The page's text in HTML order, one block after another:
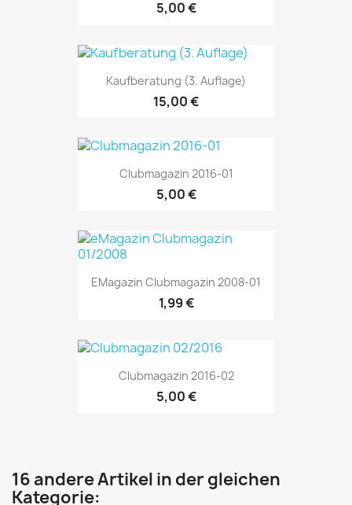
5,00 €
Kaufberatung (3. Auflage)
15,00 €
Clubmagazin 2016-01
5,00 €
EMagazin Clubmagazin 2008-01
1,99 €
Clubmagazin 2016-02
5,00 €
16 andere Artikel in der gleichen
Kategorie: